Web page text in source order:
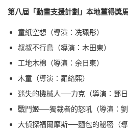
第八屆「動畫支援計劃」本地薑得獎
童紙空想（導演：冼珮彤）
叔叔不行鳥（導演：木田東）
工地木棉（導演：余日東）
木童（導演：羅絡熙）
迷失的機械人──力克（導演：鄧日
戰鬥姬──獨裁者的怒吼（導演：劉
大偵探福爾摩斯──麵包的秘密（導